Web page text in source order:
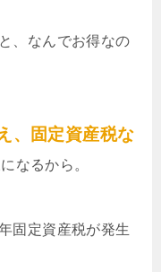
、なんでお得なの
、固定資産税な
なるから。
固定資産税が発生